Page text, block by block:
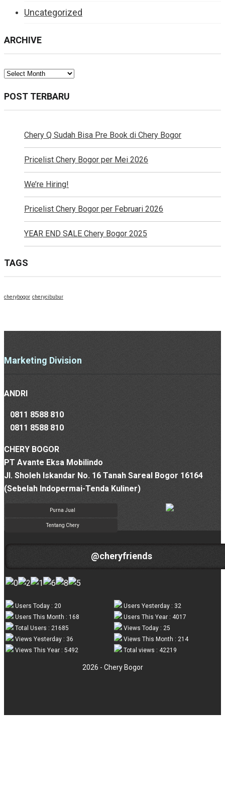
Uncategorized
ARCHIVE
ARCHIVE
POST TERBARU
Chery Q Sudah Bisa Pre Book di Chery Bogor
Pricelist Chery Bogor per Mei 2026
We’re Hiring!
Pricelist Chery Bogor per Februari 2026
YEAR END SALE Chery Bogor 2025
TAGS
cherybogor cherycibubur
Marketing Division
ANDRI
0811 8588 810
0811 8588 810
CHERY BOGOR
PT Avante Eksa Mobilindo
Jl. Sholeh Iskandar No. 16 Tanah Sareal Bogor 16164
(Sebelah Indopermai-Tenda Kuliner)
Purna Jual
Tentang Chery
@cheryfriends
Users Today : 20
Users Yesterday : 32
Users This Month : 168
Users This Year : 4017
Total Users : 21685
Views Today : 25
Views Yesterday : 36
Views This Month : 214
Views This Year : 5492
Total views : 42219
2026 - Chery Bogor